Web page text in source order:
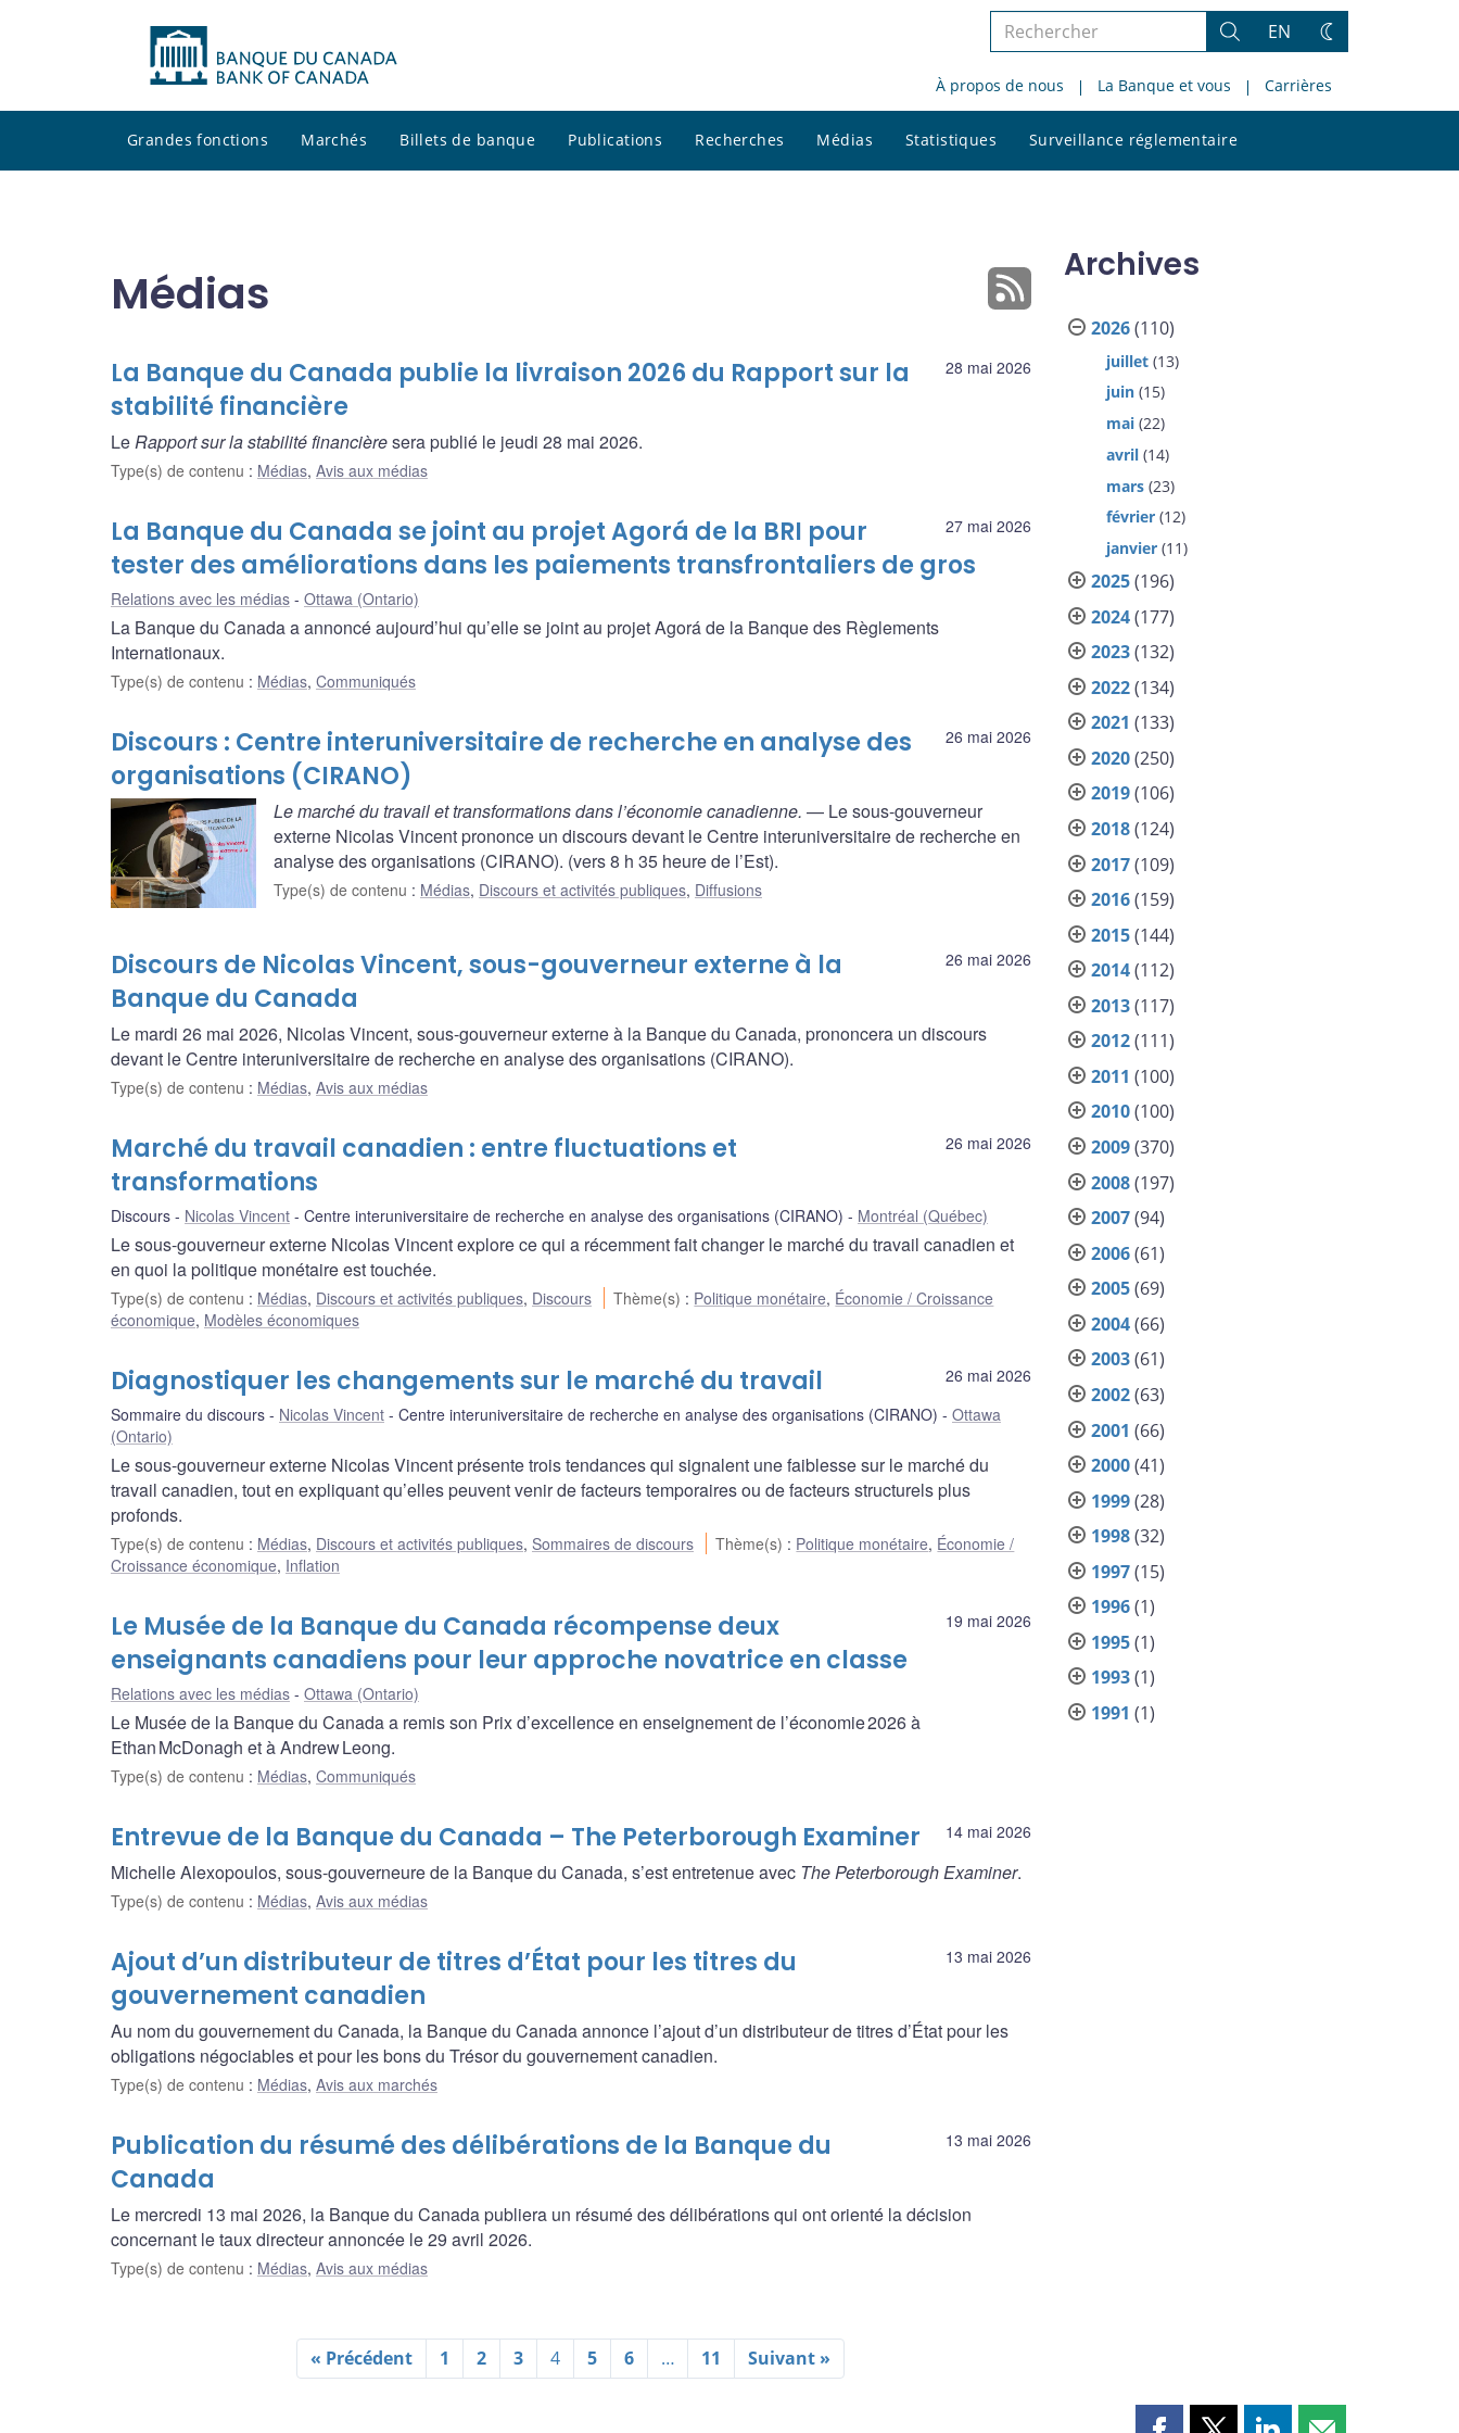
Rechercher
le
site
Rechercher
EN
Changez
thème
À propos de nous La Banque et vous Carrières
Grandes fonctions Marchés Billets de banque Publications Recherches Médias Statistiques Surveillance réglementaire
le
Médias
28 mai 2026
La Banque du Canada publie la livraison 2026 du Rapport sur la
stabilité financière
LeRapport sur la stabilité financièresera publié le jeudi 28 mai 2026.
Type(s) de contenu : Médias, Avis aux médias
27 mai 2026
La Banque du Canada se joint au projet Agorá de la BRI pour
tester des améliorations dans les paiements transfrontaliers de gros
Relations avec les médias Ottawa (Ontario)
La Banque du Canada a annoncé aujourd’hui qu’elle se joint au projet Agorá de la Banque des Règlements
Internationaux.
Type(s) de contenu : Médias, Communiqués
26 mai 2026
Discours : Centre interuniversitaire de recherche en analyse des
organisations (CIRANO)
Le marché du travail et transformations dans l’économie canadienne. — Le sous-gouverneur
externe Nicolas Vincent prononce un discours devant le Centre interuniversitaire de recherche en
analyse des organisations (CIRANO). (vers 8 h 35 heure de l’Est).
Type(s) de contenu : Médias, Discours et activités publiques, Diffusions
26 mai 2026
Discours de Nicolas Vincent, sous-gouverneur externe à la
Banque du Canada
Le mardi 26 mai 2026, Nicolas Vincent, sous-gouverneur externe à la Banque du Canada, prononcera un discours
devant le Centre interuniversitaire de recherche en analyse des organisations (CIRANO).
Type(s) de contenu : Médias, Avis aux médias
26 mai 2026
Marché du travail canadien : entre fluctuations et
transformations
Discours Nicolas Vincent Centre interuniversitaire de recherche en analyse des organisations (CIRANO) Montréal (Québec)
Le sous-gouverneur externe Nicolas Vincent explore ce qui a récemment fait changer le marché du travail canadien et
en quoi la politique monétaire est touchée.
Type(s) de contenu : Médias, Discours et activités publiques, Discours Thème(s) : Politique monétaire, Économie / Croissance
économique, Modèles économiques
26 mai 2026
Diagnostiquer les changements sur le marché du travail
Sommaire du discours Nicolas Vincent Centre interuniversitaire de recherche en analyse des organisations (CIRANO)
Ottawa
(Ontario)
Le sous-gouverneur externe Nicolas Vincent présente trois tendances qui signalent une faiblesse sur le marché du
travail canadien, tout en expliquant qu’elles peuvent venir de facteurs temporaires ou de facteurs structurels plus
profonds.
Type(s) de contenu : Médias, Discours et activités publiques, Sommaires de discours Thème(s) : Politique monétaire, Économie /
Croissance économique, Inflation
19 mai 2026
Le Musée de la Banque du Canada récompense deux
enseignants canadiens pour leur approche novatrice en classe
Relations avec les médias Ottawa (Ontario)
Le Musée de la Banque du Canada a remis son Prix d’excellence en enseignement de l’économie 2026 à
Ethan McDonagh et à Andrew Leong.
Type(s) de contenu : Médias, Communiqués
14 mai 2026
Entrevue de la Banque du Canada – The Peterborough Examiner
Michelle Alexopoulos, sous-gouverneure de la Banque du Canada, s’est entretenue avec The Peterborough Examiner.
Type(s) de contenu : Médias, Avis aux médias
13 mai 2026
Ajout d’un distributeur de titres d’État pour les titres du
gouvernement canadien
Au nom du gouvernement du Canada, la Banque du Canada annonce l’ajout d’un distributeur de titres d’État pour les
obligations négociables et pour les bons du Trésor du gouvernement canadien.
Type(s) de contenu : Médias, Avis aux marchés
13 mai 2026
Publication du résumé des délibérations de la Banque du
Canada
Le mercredi 13 mai 2026, la Banque du Canada publiera un résumé des délibérations qui ont orienté la décision
concernant le taux directeur annoncée le 29 avril 2026.
Type(s) de contenu : Médias, Avis aux médias
« Précédent 1 2 3 4 5 6 … 11 Suivant »
Archives
2026(110)
juillet (13)
juin (15)
mai (22)
avril (14)
mars (23)
février (12)
janvier (11)
2025(196)
2024(177)
2023(132)
2022(134)
2021 (133)
2020(250)
2019(106)
2018(124)
2017(109)
2016(159)
2015(144)
2014(112)
2013(117)
2012(111)
2011 (100)
2010(100)
2009(370)
2008(197)
2007(94)
2006(61)
2005(69)
2004(66)
2003(61)
2002(63)
2001 (66)
2000(41)
1999(28)
1998(32)
1997(15)
1996(1)
1995(1)
1993(1)
1991 (1)